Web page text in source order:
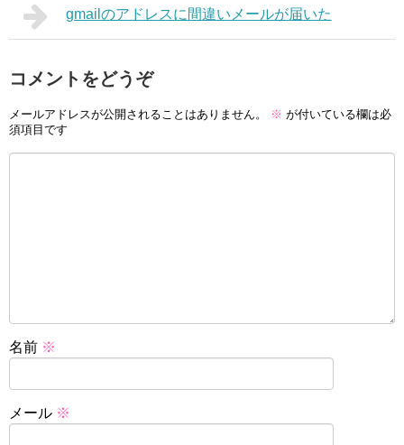
gmailのアドレスに間違いメールが届いた
コメントをどうぞ
メールアドレスが公開されることはありません。 ※ が付いている欄は必
須項目です
名前 ※
メール ※